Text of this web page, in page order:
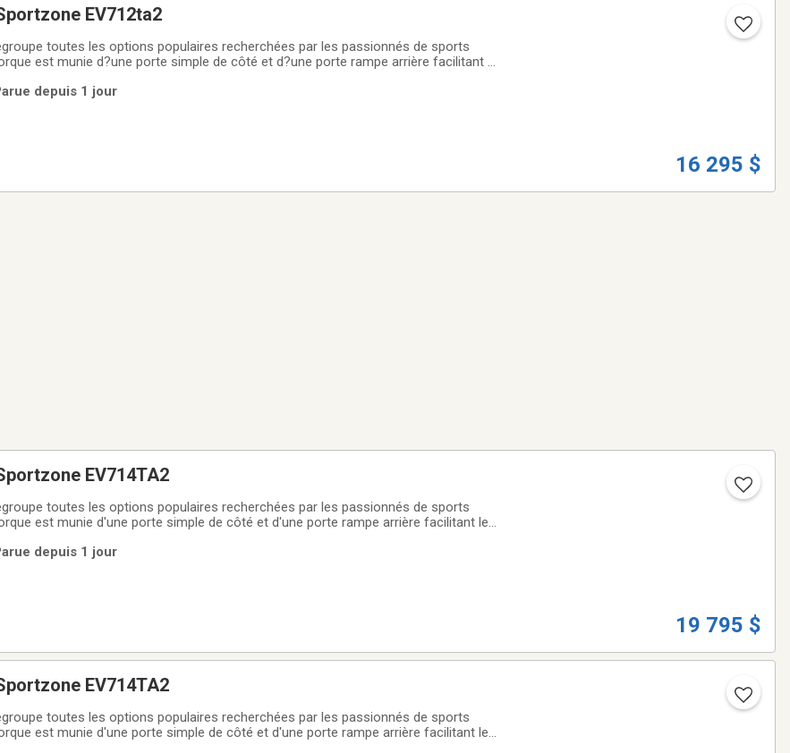
EV712ta2
toutes les options populaires recherchées par les passionnés de sports
est munie d?une porte simple de côté et d?une porte rampe arrière facilitant le
plusdepuis 1 jour
16 295 $
EV714TA2
toutes les options populaires recherchées par les passionnés de sports
est munie d'une porte simple de côté et d'une porte rampe arrière facilitant le
plusdepuis 1 jour
19 795 $
EV714TA2
toutes les options populaires recherchées par les passionnés de sports
est munie d'une porte simple de côté et d'une porte rampe arrière facilitant le